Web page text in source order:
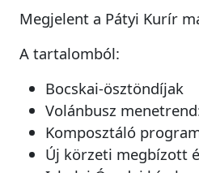
Megjelent a Pátyi Kurír
A tartalomból:
Bocskai-ösztöndíjak
Volánbusz
Komposztáló
Új körzeti megbízott